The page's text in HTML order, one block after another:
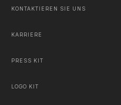
KONTAKTIEREN SIE UNS
KARRIERE
PRESS KIT
LOGO KIT